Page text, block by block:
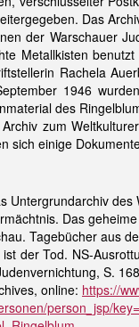
Das
der Warschauer
Metallkisten
Rachela
1946
des
zum
sich einige
Untergrundarchiv
Das
Tagebücher aus
der Tod. NS-
S.
online: https://
person_jsp/